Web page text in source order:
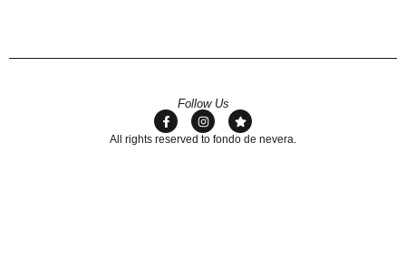
Follow Us
All rights reserved to fondo de nevera.